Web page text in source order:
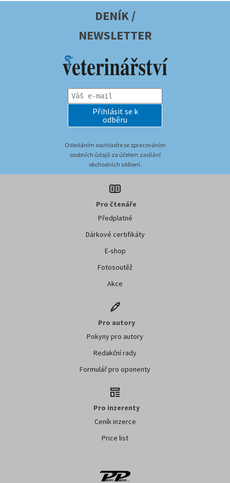
DENÍK /
NEWSLETTER
Přihlásit se k
odběru
Odesláním souhlasíte se zpracováním
osobních údajů za účelem zasílání
obchodních sdělení.
Pro čtenáře
Předplatné
Dárkové certifikáty
E-shop
Fotosoutěž
Akce
Pro autory
Pokyny pro autory
Redakční rady
Formulář pro oponenty
Pro inzerenty
Ceník inzerce
Price list